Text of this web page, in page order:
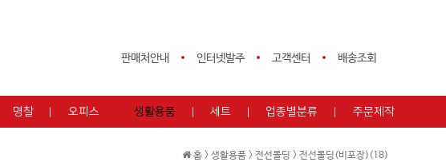
판매처안내 인터넷발주 고객센터 배송조회
명찰 오피스 생활용품 세트 업종별분류 주문제작
홈 > 생활용품 > 전선몰딩 > 전선몰딩(비포장)(18)